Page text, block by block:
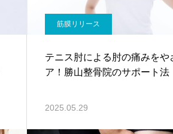
筋膜リリース
テニス肘による肘の痛みをや
ア！勝山整骨院のサポート法
2025.05.29